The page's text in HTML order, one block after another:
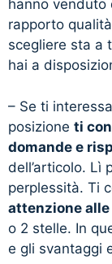
hanno venduto
rapporto
scegliere sta a
hai a
– Se ti
posizione ti
domande e
dell’articolo. Lì
perplessità. Ti
attenzione
o 2 stelle. In
e gli svantaggi